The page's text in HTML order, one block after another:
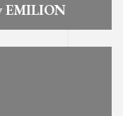
EMILION